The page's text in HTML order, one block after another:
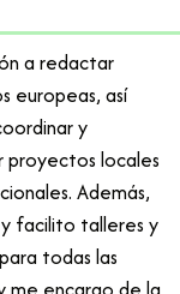
a redactar
europeas, así
y
proyectos locales
Además,
facilito talleres y
todas las